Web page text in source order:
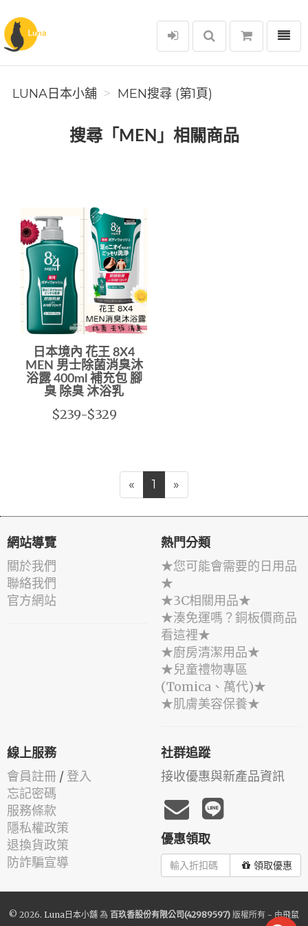
Luna日本小舖
選單
LUNA日本小舖 MEN搜尋 (第1頁)
搜尋「MEN」相關商品
日本境內 花王 8X4
MEN 男士除菌消臭沐
浴露 400ml 補充包 腳
臭 除臭 沐浴乳
$239-$329
« 1 »
網站導覽
關於我們
聯絡我們
官方網站
熱門分類
★您可能會需要的日用品
★
★3C相關用品★
★湊免運嗎？銅板價商品
看這裡★
★廚房清潔用品★
★兒童禮物專區
(Tomica、萬代)★
★肌膚美容保養★
線上服務
會員註冊 / 登入
忘記密碼
服務條款
隱私權政策
退換貨政策
防詐騙宣導
社群追蹤
接收優惠與新產品資訊
優惠領取
領取優惠
© 2026. Luna日本小舖 為 百玖香股份有限公司(42989597) 版權所有 - 由飛鼠